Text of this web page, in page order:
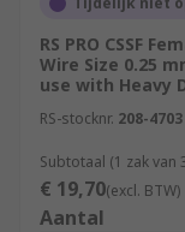
RS PRO CSSF
Wire Size 0.25
use with Heavy
RS-stocknr. 208-4703
Subtotaal (1 zak van
€ 19,70(excl. BTW)
Aantal